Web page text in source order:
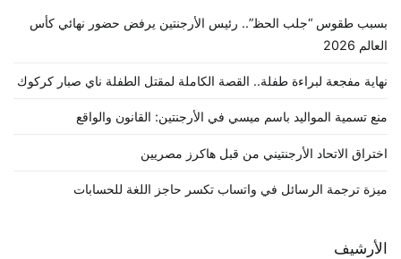
بسبب طقوس “جلب الحظ”.. رئيس الأرجنتين يرفض حضور نهائي كأس
العالم 2026
نهاية مفجعة لبراءة طفلة.. القصة الكاملة لمقتل الطفلة ناي صبار كركوك
منع تسمية المواليد باسم ميسي في الأرجنتين: القانون والواقع
اختراق الاتحاد الأرجنتيني من قبل هاكرز مصريين
ميزة ترجمة الرسائل في واتساب تكسر حاجز اللغة للحسابات
الأرشيف